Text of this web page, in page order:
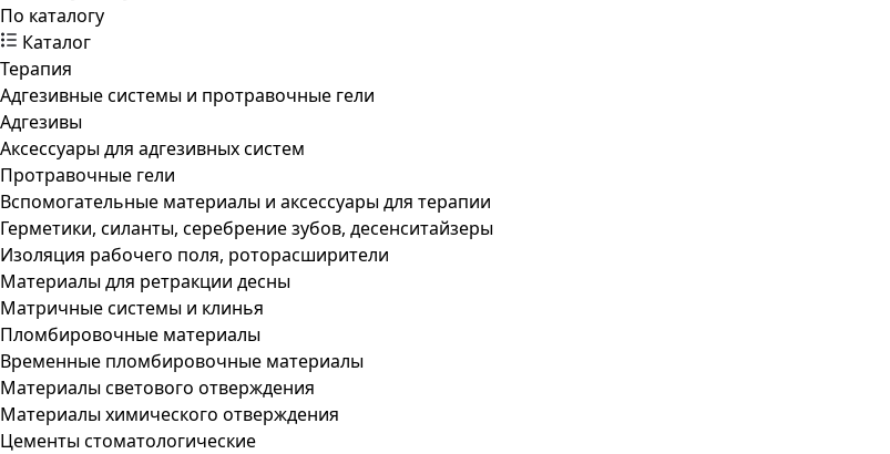
По каталогу
Каталог
Терапия
Адгезивные системы и протравочные гели
Адгезивы
Аксессуары для адгезивных систем
Протравочные гели
Вспомогательные материалы и аксессуары для терапии
Герметики, силанты, серебрение зубов, десенситайзеры
Изоляция рабочего поля, роторасширители
Материалы для ретракции десны
Матричные системы и клинья
Пломбировочные материалы
Временные пломбировочные материалы
Материалы светового отверждения
Материалы химического отверждения
Цементы стоматологические